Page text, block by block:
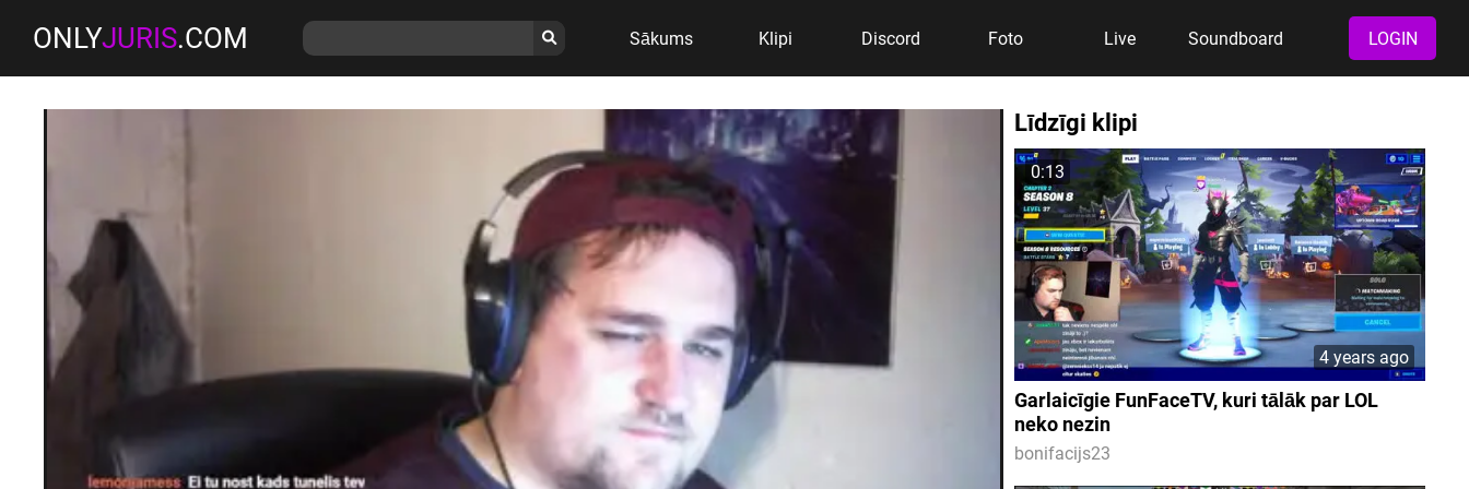
ONLYJURIS.COM Sākums Klipi Discord Foto Live Soundboard LOGIN
Līdzīgi klipi
0:13
4 years ago
Garlaicīgie FunFaceTV, kuri tālāk par LOL
neko nezin
bonifacijs23